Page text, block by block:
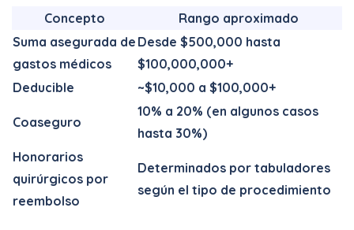
Concepto
Rango aproximado
Suma asegurada de
gastos médicos
Desde $500,000 hasta
$100,000,000+
Deducible
~$10,000 a $100,000+
Coaseguro
10% a 20% (en algunos casos
hasta 30%)
Honorarios
quirúrgicos por
reembolso
Determinados por tabuladores
según el tipo de procedimiento